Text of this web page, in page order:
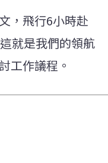
，飛行6小時赴
就是我們的領航
工作議程。